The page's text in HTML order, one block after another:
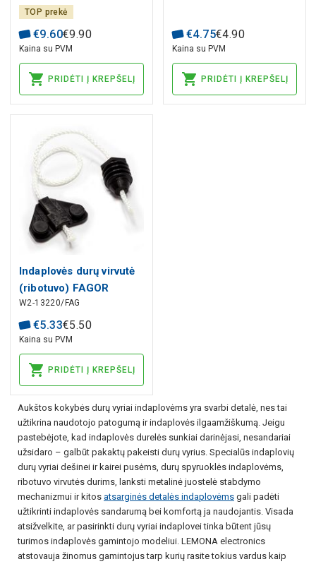
BOSCH, SIEMENS
indaplovei
TOP prekė
€9.60€9.90
Kaina su PVM
PRIDĖTI Į KREPŠELĮ
WHIRLPOOL
€4.75€4.90
Kaina su PVM
PRIDĖTI Į KREPŠELĮ
Indaplovės durų virvutė
(ribotuvo) FAGOR
32X2853, VC4B000F8
W2-13220/FAG
€5.33€5.50
Kaina su PVM
PRIDĖTI Į KREPŠELĮ
Aukštos kokybės durų vyriai indaplovėms yra svarbi detalė, nes tai
užtikrina naudotojo patogumą ir indaplovės ilgaamžiškumą. Jeigu
pastebėjote, kad indaplovės durelės sunkiai darinėjasi, nesandariai
užsidaro – galbūt pakaktų pakeisti durų vyrius. Specialūs indaplovių
durų vyriai dešinei ir kairei pusėms, durų spyruoklės indaplovėms,
ribotuvo virvutės durims, lanksti metalinė juostelė stabdymo
mechanizmui ir kitos atsarginės detalės indaplovėms gali padėti
užtikrinti indaplovės sandarumą bei komfortą ja naudojantis. Visada
atsižvelkite, ar pasirinkti durų vyriai indaplovei tinka būtent jūsų
turimos indaplovės gamintojo modeliui. LEMONA electronics
atstovauja žinomus gamintojus tarp kurių rasite tokius vardus kaip